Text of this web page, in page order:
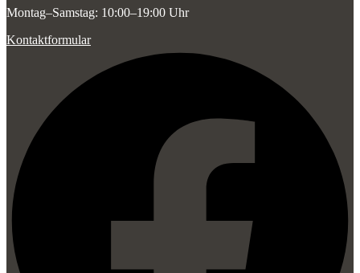
Montag–Samstag: 10:00–19:00 Uhr
Kontaktformular